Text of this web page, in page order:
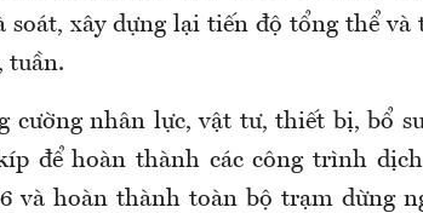
soát, xây dựng lại tiến độ tổng thể
tuần.
cường nhân lực, vật tư, thiết bị, bổ
để hoàn thành các công trình
và hoàn thành toàn bộ trạm dừng